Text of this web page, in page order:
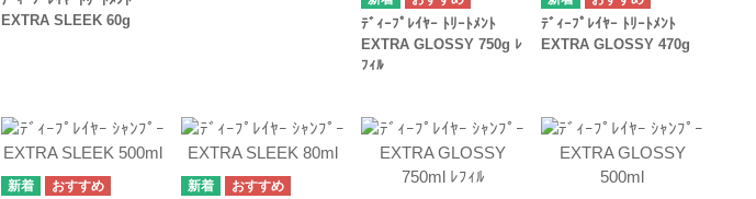
EXTRA SLEEK 60g
ﾃﾞｨｰﾌﾟﾚｲﾔｰ ﾄﾘｰﾄﾒﾝﾄ
EXTRA GLOSSY 750g ﾚ
ﾌｨﾙ
ﾃﾞｨｰﾌﾟﾚｲﾔｰ ﾄﾘｰﾄﾒﾝﾄ
EXTRA GLOSSY 470g